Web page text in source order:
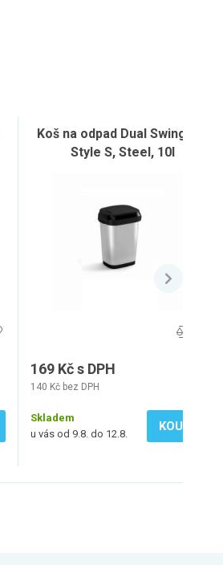
Koš na odpad Dual Swing Bin
Style S, Steel, 10l
169 Kč s DPH
140 Kč bez DPH
Skladem
u vás od 9.8. do 12.8.
KOUPIT